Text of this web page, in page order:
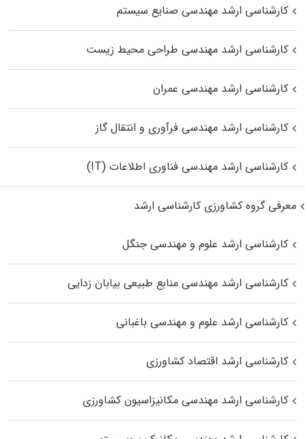
کارشناسی ارشد مهندسی صنایع سیستم
کارشناسی ارشد مهندسی طراحی محیط زیست
کارشناسی ارشد مهندسی عمران
کارشناسی ارشد مهندسی فرآوری و انتقال گاز
کارشناسی ارشد مهندسی فناوری اطلاعات (IT)
معرفی گروه کشاورزی کارشناسی ارشد
کارشناسی ارشد علوم و مهندسی جنگل
کارشناسی ارشد مهندسی منابع طبیعی بیابان زدایی
کارشناسی ارشد علوم و مهندسی باغبانی
کارشناسی ارشد اقتصاد کشاورزی
کارشناسی ارشد مهندسی مکانیزاسیون کشاورزی